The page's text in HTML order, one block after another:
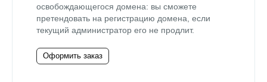
освобождающегося домена: вы сможете
претендовать на регистрацию домена, если
текущий администратор его не продлит.
Оформить заказ